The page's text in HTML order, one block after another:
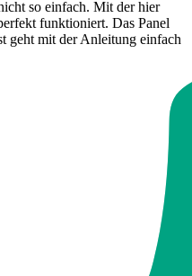
so einfach. Mit der hier
funktioniert. Das Panel
geht mit der Anleitung einfach